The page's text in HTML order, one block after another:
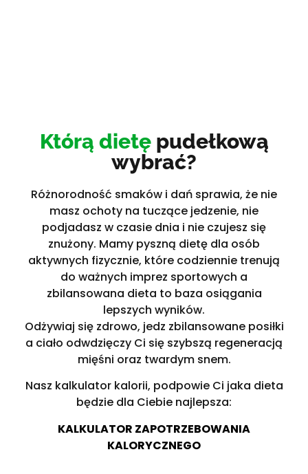
Którą dietępudełkową
wybrać?
Różnorodność smaków i dań sprawia, że nie
masz ochoty na tuczące jedzenie, nie
podjadasz w czasie dnia i nie czujesz się
znużony. Mamy pyszną dietę dla osób
aktywnych fizycznie, które codziennie trenują
do ważnych imprez sportowych a
zbilansowana dieta to baza osiągania
lepszych wyników.
Odżywiaj się zdrowo, jedz zbilansowane posiłki
a ciało odwdzięczy Ci się szybszą regeneracją
mięśni oraz twardym snem.
Nasz kalkulator kalorii, podpowie Ci jaka dieta
będzie dla Ciebie najlepsza:
KALKULATOR ZAPOTRZEBOWANIA
KALORYCZNEGO